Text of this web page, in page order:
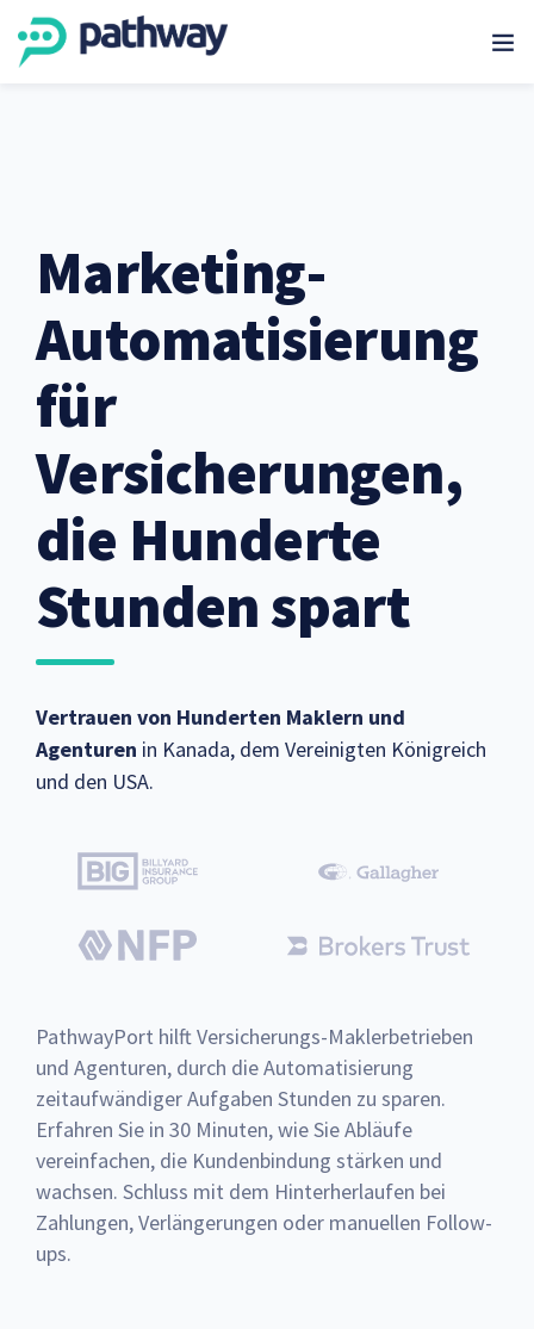
Marketing-
Automatisierung
für
Versicherungen,
die Hunderte
Stunden spart
Vertrauen von Hunderten Maklern und
Agenturen in Kanada, dem Vereinigten Königreich
und den USA.
PathwayPort hilft Versicherungs-Maklerbetrieben
und Agenturen, durch die Automatisierung
zeitaufwändiger Aufgaben Stunden zu sparen.
Erfahren Sie in 30 Minuten, wie Sie Abläufe
vereinfachen, die Kundenbindung stärken und
wachsen. Schluss mit dem Hinterherlaufen bei
Zahlungen, Verlängerungen oder manuellen Follow-
ups.